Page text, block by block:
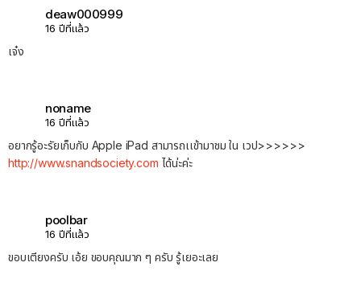
deaw000999
16 ปีที่แล้ว
เจ๋ง
noname
16 ปีที่แล้ว
อยากรู้อะรัยเก็บกับ Apple iPad สามารถเเข้ามาชม ใน เวป>>>>>>
http://www.snandsociety.com ได้น่ะค่ะ
poolbar
16 ปีที่แล้ว
ขอบเตียงครับ เอ้ย ขอบคุณมาก ๆ ครับ รู้เยอะเลย